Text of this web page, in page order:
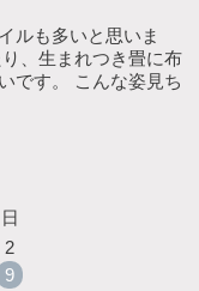
ルも多いと思いま
、生まれつき畳に布
です。 こんな姿見ち
日
2
9